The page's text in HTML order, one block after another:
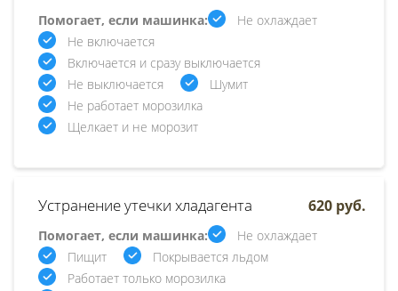
Помогает, если машинка:
Не охлаждает
Не включается
Включается и сразу выключается
Не выключается
Шумит
Не работает морозилка
Щелкает и не морозит
Устранение утечки хладагента
Помогает, если машинка:
Не охлаждает
Пищит
Покрывается льдом
Работает только морозилка
620 руб.